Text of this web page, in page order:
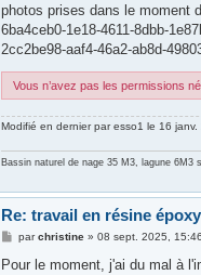
photos prises dans le moment
6ba4ceb0-1e18-4611-8dbb-
2cc2be98-aaf4-46a2-ab8d-
Vous n’avez pas les permissions
Modifié en dernier paresso1 le 16 janv.
Bassin naturel de nage 35 M3, lagune
Re: travail en résine époxy
M
s
parchristine »08 sept. 2025, 15:46
Pour le moment, j'ai du mal à